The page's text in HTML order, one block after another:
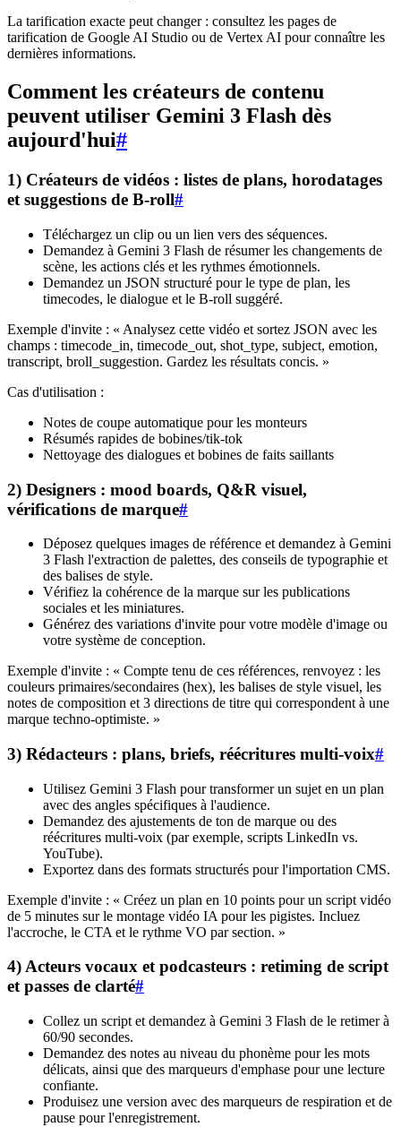
La tarification exacte peut changer : consultez les pages de
tarification de Google AI Studio ou de Vertex AI pour connaître les
dernières informations.
Comment les créateurs de contenu
peuvent utiliser Gemini 3 Flash dès
aujourd'hui#
1) Créateurs de vidéos : listes de plans, horodatages
et suggestions de B-roll#
Téléchargez un clip ou un lien vers des séquences.
Demandez à Gemini 3 Flash de résumer les changements de
scène, les actions clés et les rythmes émotionnels.
Demandez un JSON structuré pour le type de plan, les
timecodes, le dialogue et le B-roll suggéré.
Exemple d'invite : « Analysez cette vidéo et sortez JSON avec les
champs : timecode_in, timecode_out, shot_type, subject, emotion,
transcript, broll_suggestion. Gardez les résultats concis. »
Cas d'utilisation :
Notes de coupe automatique pour les monteurs
Résumés rapides de bobines/tik-tok
Nettoyage des dialogues et bobines de faits saillants
2) Designers : mood boards, Q&R visuel,
vérifications de marque#
Déposez quelques images de référence et demandez à Gemini
3 Flash l'extraction de palettes, des conseils de typographie et
des balises de style.
Vérifiez la cohérence de la marque sur les publications
sociales et les miniatures.
Générez des variations d'invite pour votre modèle d'image ou
votre système de conception.
Exemple d'invite : « Compte tenu de ces références, renvoyez : les
couleurs primaires/secondaires (hex), les balises de style visuel, les
notes de composition et 3 directions de titre qui correspondent à une
marque techno-optimiste. »
3) Rédacteurs : plans, briefs, réécritures multi-voix#
Utilisez Gemini 3 Flash pour transformer un sujet en un plan
avec des angles spécifiques à l'audience.
Demandez des ajustements de ton de marque ou des
réécritures multi-voix (par exemple, scripts LinkedIn vs.
YouTube).
Exportez dans des formats structurés pour l'importation CMS.
Exemple d'invite : « Créez un plan en 10 points pour un script vidéo
de 5 minutes sur le montage vidéo IA pour les pigistes. Incluez
l'accroche, le CTA et le rythme VO par section. »
4) Acteurs vocaux et podcasteurs : retiming de script
et passes de clarté#
Collez un script et demandez à Gemini 3 Flash de le retimer à
60/90 secondes.
Demandez des notes au niveau du phonème pour les mots
délicats, ainsi que des marqueurs d'emphase pour une lecture
confiante.
Produisez une version avec des marqueurs de respiration et de
pause pour l'enregistrement.